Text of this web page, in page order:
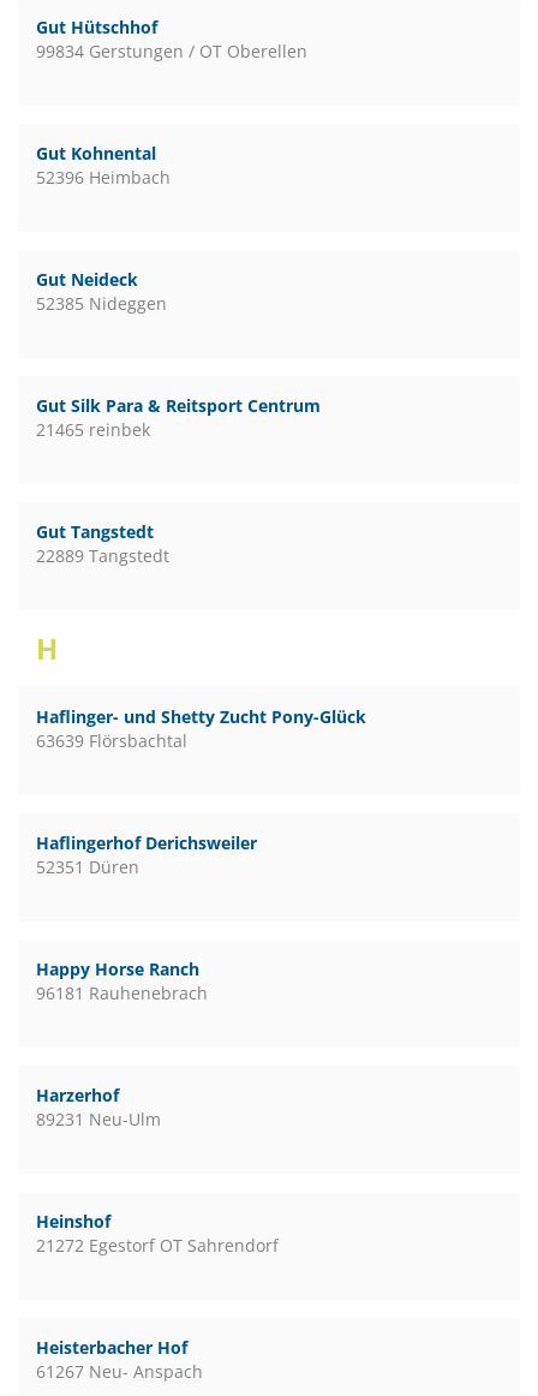
Gut Hütschhof
99834 Gerstungen / OT Oberellen
Gut Kohnental
52396 Heimbach
Gut Neideck
52385 Nideggen
Gut Silk Para & Reitsport Centrum
21465 reinbek
Gut Tangstedt
22889 Tangstedt
H
Haflinger- und Shetty Zucht Pony-Glück
63639 Flörsbachtal
Haflingerhof Derichsweiler
52351 Düren
Happy Horse Ranch
96181 Rauhenebrach
Harzerhof
89231 Neu-Ulm
Heinshof
21272 Egestorf OT Sahrendorf
Heisterbacher Hof
61267 Neu- Anspach